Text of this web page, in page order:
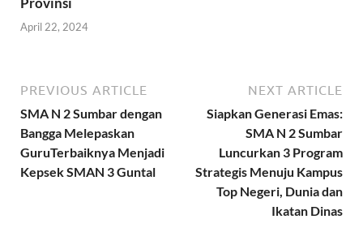
April 22, 2024
PREVIOUS ARTICLE
SMA N 2 Sumbar dengan
Bangga Melepaskan
GuruTerbaiknya Menjadi
Kepsek SMAN 3 Guntal
NEXT ARTICLE
Siapkan Generasi Emas:
SMA N 2 Sumbar
Luncurkan 3 Program
Strategis Menuju Kampus
Top Negeri, Dunia dan
Ikatan Dinas